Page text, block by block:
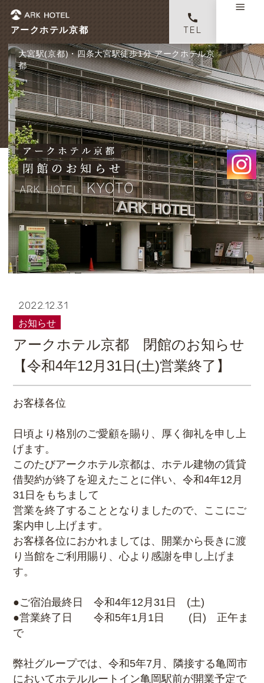
大宮駅(京都)・四条大宮駅徒歩1分 アークホテル京
都
アークホテル京都 TEL
2022.12.31
お知らせ
アークホテル京都 閉館のお知らせ
【令和4年12月31日(土)営業終了】
お客様各位
日頃より格別のご愛顧を賜り、厚く御礼を申し上
げます。
このたびアークホテル京都は、ホテル建物の賃貸
借契約が終了を迎えたことに伴い、令和4年12月
31日をもちまして
営業を終了することとなりましたので、ここにご
案内申し上げます。
お客様各位におかれましては、開業から長きに渡
り当館をご利用賜り、心より感謝を申し上げま
す。
●ご宿泊最終日 令和4年12月31日 (土)
●営業終了日 令和5年1月1日 (日) 正午ま
で
弊社グループでは、令和5年7月、隣接する亀岡市
においてホテルルートイン亀岡駅前が開業予定で